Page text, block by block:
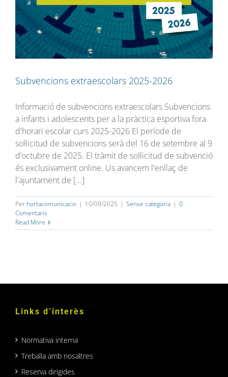
Subvencions extraescolars 2025-2026
Informació de subvencions extraescolars Subvencions
a infants i adolescents per a la pràctica esportiva fora
d'horari escolar curs 2025-2026 El període de
sol·licitud de subvencions serà del 16 de setembre al 9
d’octubre de 2025. El tràmit de sol·licitud de subvenció
és exclusivament online. Us avancem l'enllaç de
l'ajuntament de [...]
Per hortacomunicacio | 10/09/2025 | Sense categoria | 0
Comentaris
Read More
Links d’interès
Normativa interna
Treballa amb nosaltres
Reserva dirigides